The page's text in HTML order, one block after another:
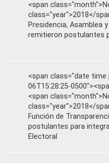
<span
class="year">2018</
Presidencia, Asamblea
remitieron postulantes
<span class="date time
06T15:28:25-
<span
class="year">2018</
Función de
postulantes para
Electoral